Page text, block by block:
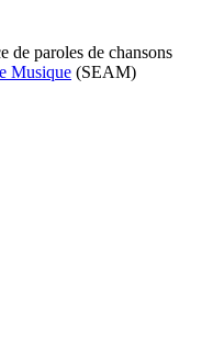
de paroles de chansons
Musique (SEAM)